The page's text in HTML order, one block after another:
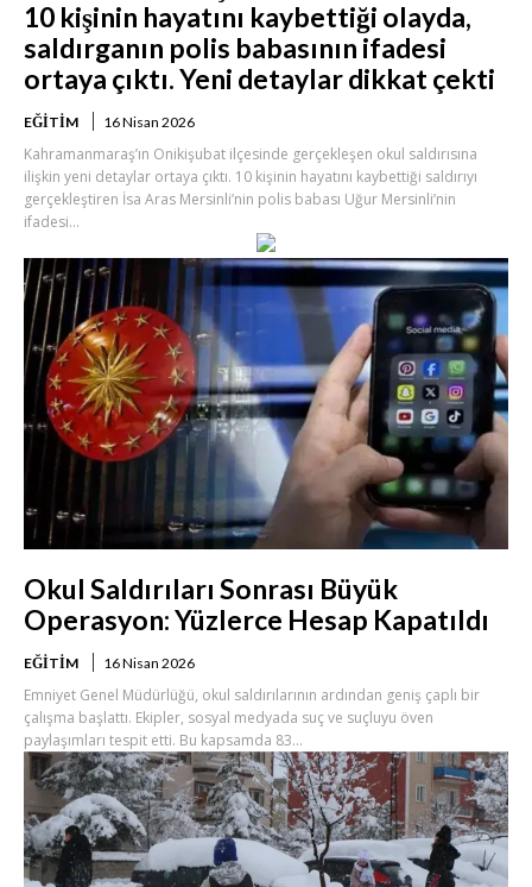
10 kişinin hayatını kaybettiği olayda,
saldırganın polis babasının ifadesi
ortaya çıktı. Yeni detaylar dikkat çekti
EĞITIM 16 Nisan 2026
Kahramanmaraş’ın Onikişubat ilçesinde gerçekleşen okul saldırısına
ilişkin yeni detaylar ortaya çıktı. 10 kişinin hayatını kaybettiği saldırıyı
gerçekleştiren İsa Aras Mersinli’nin polis babası Uğur Mersinli’nin
ifadesi...
Okul Saldırıları Sonrası Büyük
Operasyon: Yüzlerce Hesap Kapatıldı
EĞITIM 16 Nisan 2026
Emniyet Genel Müdürlüğü, okul saldırılarının ardından geniş çaplı bir
çalışma başlattı. Ekipler, sosyal medyada suç ve suçluyu öven
paylaşımları tespit etti. Bu kapsamda 83...